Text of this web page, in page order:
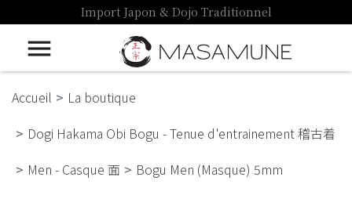
Import Japon & Dojo Traditionnel

Accueil
La boutique
Dogi Hakama Obi Bogu - Tenue d'entrainement 稽古着
Men - Casque 面
Bogu Men (Masque) 5mm